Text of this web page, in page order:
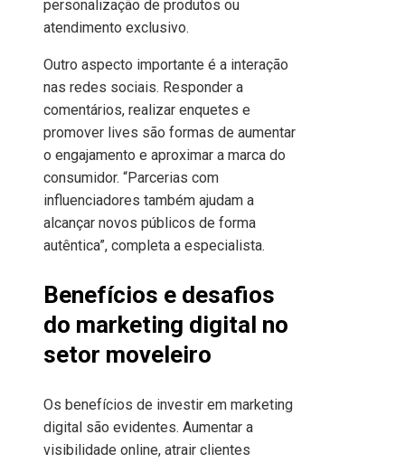
personalização de produtos ou
atendimento exclusivo.
Outro aspecto importante é a interação
nas redes sociais. Responder a
comentários, realizar enquetes e
promover lives são formas de aumentar
o engajamento e aproximar a marca do
consumidor. “Parcerias com
influenciadores também ajudam a
alcançar novos públicos de forma
autêntica”, completa a especialista.
Benefícios e desafios
do marketing digital no
setor moveleiro
Os benefícios de investir em marketing
digital são evidentes. Aumentar a
visibilidade online, atrair clientes